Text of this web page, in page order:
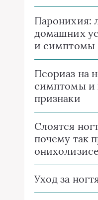
Паронихия:
домашних
и симптомы
Псориаз на
симптомы и
признаки
Слоятся
почему так
Уход за